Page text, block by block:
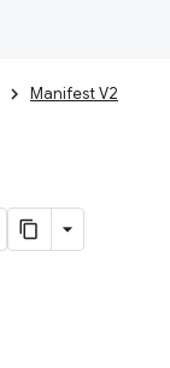
Manifest V2